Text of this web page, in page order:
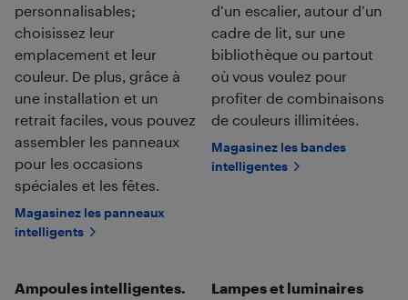
personnalisables;
choisissez leur
emplacement et leur
couleur. De plus, grâce à
une installation et un
retrait faciles, vous pouvez
assembler les panneaux
pour les occasions
spéciales et les fêtes.
Magasinez les panneaux
intelligents
d’un escalier, autour d’un
cadre de lit, sur une
bibliothèque ou partout
où vous voulez pour
profiter de combinaisons
de couleurs illimitées.
Magasinez les bandes
intelligentes
Ampoules intelligentes.
Lampes et luminaires